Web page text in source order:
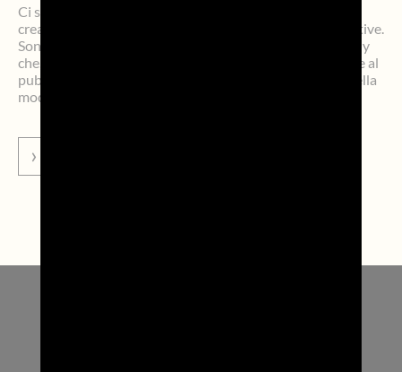
Ci sono luoghi dove il saper fare incontra la bellezza e la
creatività prende forma tra gesti antichi e visioni innovative.
Sono i laboratori, le botteghe e gli atelier del Made in Italy
che, grazie ad Apritimoda, ogni anno aprono le loro porte al
pubblico per raccontare il lato più autentico e segreto della
moda […]